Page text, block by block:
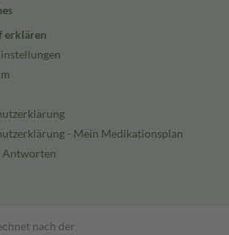
erklären
- Mein Medikationsplan
Antworten
nach der